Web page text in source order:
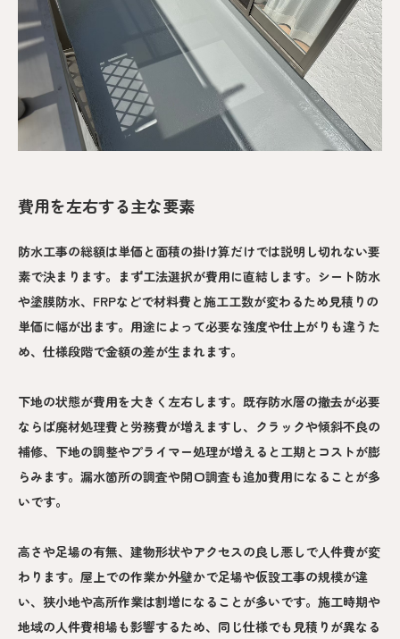
費用を左右する主な要素
防水工事の総額は単価と面積の掛け算だけでは説明し切れない要
素で決まります。まず工法選択が費用に直結します。シート防水
や塗膜防水、FRPなどで材料費と施工工数が変わるため見積りの
単価に幅が出ます。用途によって必要な強度や仕上がりも違うた
め、仕様段階で金額の差が生まれます。
下地の状態が費用を大きく左右します。既存防水層の撤去が必要
ならば廃材処理費と労務費が増えますし、クラックや傾斜不良の
補修、下地の調整やプライマー処理が増えると工期とコストが膨
らみます。漏水箇所の調査や開口調査も追加費用になることが多
いです。
高さや足場の有無、建物形状やアクセスの良し悪しで人件費が変
わります。屋上での作業か外壁かで足場や仮設工事の規模が違
い、狭小地や高所作業は割増になることが多いです。施工時期や
地域の人件費相場も影響するため、同じ仕様でも見積りが異なる